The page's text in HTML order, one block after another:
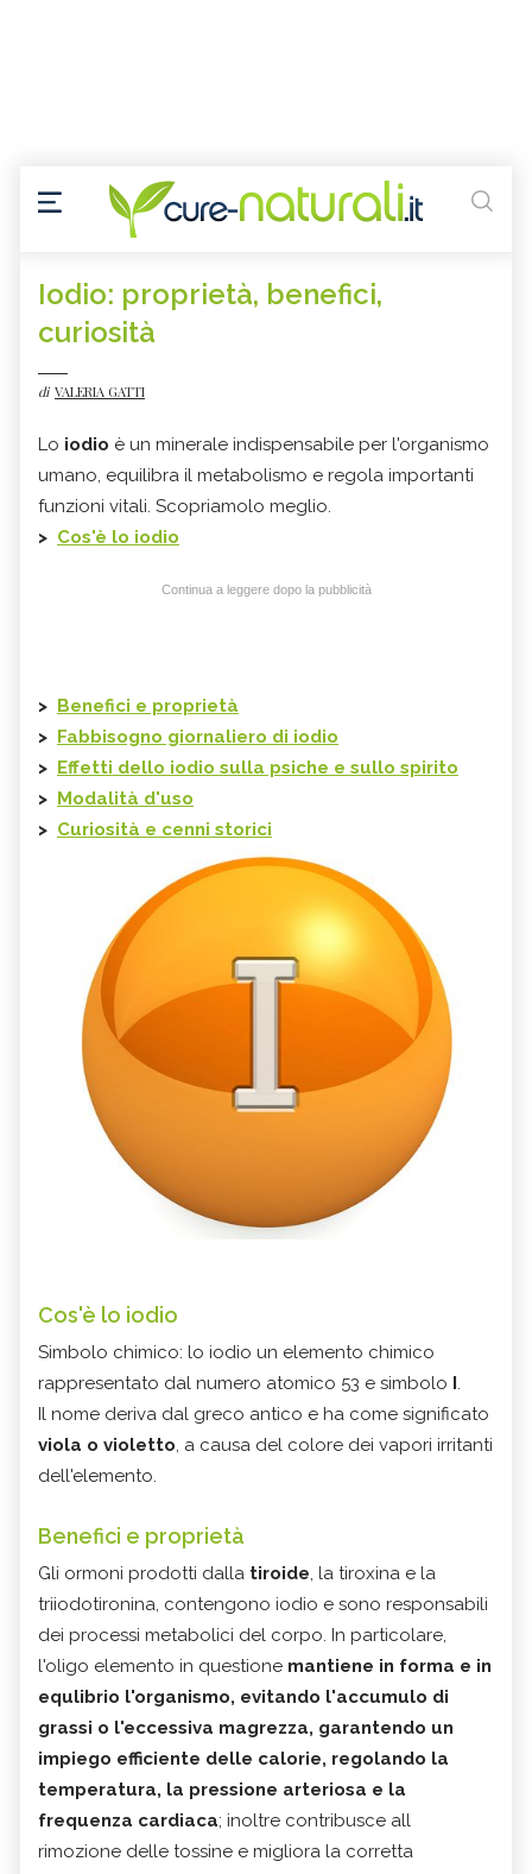
Iodio: proprietà, benefici,
curiosità
di VALERIA GATTI
Lo iodio è un minerale indispensabile per l'organismo
umano, equilibra il metabolismo e regola importanti
funzioni vitali. Scopriamolo meglio.
> Cos'è lo iodio
Continua a leggere dopo la pubblicità
> Benefici e proprietà
> Fabbisogno giornaliero di iodio
> Effetti dello iodio sulla psiche e sullo spirito
> Modalità d'uso
> Curiosità e cenni storici
Cos'è lo iodio
Simbolo chimico: lo iodio un elemento chimico
rappresentato dal numero atomico 53 e simbolo I.
Il nome deriva dal greco antico e ha come significato
viola o violetto, a causa del colore dei vapori irritanti
dell'elemento.
Benefici e proprietà
Gli ormoni prodotti dalla tiroide, la tiroxina e la
triiodotironina, contengono iodio e sono responsabili
dei processi metabolici del corpo. In particolare,
l'oligo elemento in questione mantiene in forma e in
equlibrio l'organismo, evitando l'accumulo di
grassi o l'eccessiva magrezza, garantendo un
impiego efficiente delle calorie, regolando la
temperatura, la pressione arteriosa e la
frequenza cardiaca; inoltre contribusce all
rimozione delle tossine e migliora la corretta